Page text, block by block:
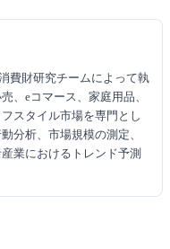
費財研究チームによって執
、eコマース、家庭用品、
スタイル市場を専門とし
分析、市場規模の測定、
業におけるトレンド予測